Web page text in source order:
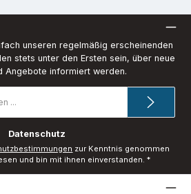
unseren regelmäßig erscheinenden
stets unter den Ersten sein, über neue
Angebote informiert werden.
Datenschutz
zur Kenntnis genommen
und bin mit ihnen einverstanden. *